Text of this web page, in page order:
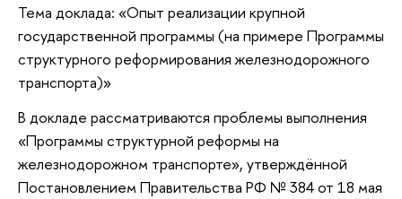
Тема доклада: «Опыт реализации крупной
государственной программы (на примере Программы
структурного реформирования железнодорожного
транспорта)»
В докладе рассматриваются проблемы выполнения
«Программы структурной реформы на
железнодорожном транспорте», утверждённой
Постановлением Правительства РФ № 384 от 18 мая